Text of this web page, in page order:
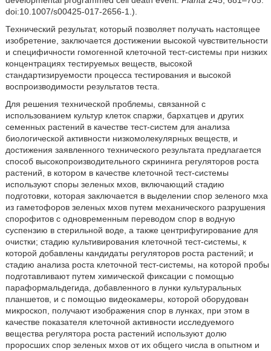
doi:10.1007/s00425-017-2656-1.).
Технический результат, который позволяет получать настоящее
изобретение, заключается достижении высокой чувствительности
и специфичности гомогенной клеточной тест-системы при низких
концентрациях тестируемых веществ, высокой
стандартизируемости процесса тестирования и высокой
воспроизводимости результатов теста.
Для решения технической проблемы, связанной с
использованием культур клеток спаржи, бархатцев и других
семенных растений в качестве тест-систем для анализа
биологической активности низкомолекулярных веществ, и
достижения заявленного технического результата предлагается
способ высокопроизводительного скрининга регуляторов роста
растений, в котором в качестве клеточной тест-системы
используют споры зеленых мхов, включающий стадию
подготовки, которая заключается в выделении спор зеленого мха
из гаметофоров зеленых мхов путем механического разрушения
спорофитов с одновременным переводом спор в водную
суспензию в стерильной воде, а также центрифугирование для
очистки; стадию культивирования клеточной тест-системы, к
которой добавлены кандидаты регуляторов роста растений; и
стадию анализа роста клеточной тест-системы, на которой пробы
подготавливают путем химической фиксации с помощью
параформальдегида, добавленного в лунки культуральных
планшетов, и с помощью видеокамеры, которой оборудован
микроскоп, получают изображения спор в лунках, при этом в
качестве показателя клеточной активности исследуемого
вещества регулятора роста растений используют долю
проросших спор зеленых мхов от их общего числа в опытном и